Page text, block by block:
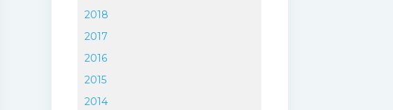
2018
2017
2016
2015
2014